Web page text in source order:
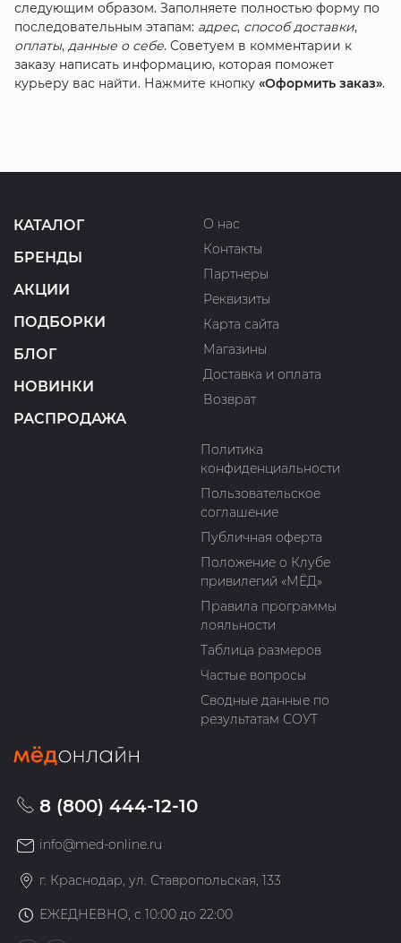
следующим образом. Заполняете полностью форму по
последовательным этапам: адрес, способ доставки,
оплаты, данные о себе. Советуем в комментарии к
заказу написать информацию, которая поможет
курьеру вас найти. Нажмите кнопку «Оформить заказ».
КАТАЛОГ
БРЕНДЫ
АКЦИИ
ПОДБОРКИ
БЛОГ
НОВИНКИ
РАСПРОДАЖА
О нас
Контакты
Партнеры
Реквизиты
Карта сайта
Магазины
Доставка и оплата
Возврат
Политика
конфиденциальности
Пользовательское
соглашение
Публичная оферта
Положение о Клубе
привилегий «МЁД»
Правила программы
лояльности
Таблица размеров
Частые вопросы
Сводные данные по
результатам СОУТ
8 (800) 444-12-10
info@med-online.ru
г. Краснодар, ул. Ставропольская, 133
ЕЖЕДНЕВНО, с 10:00 до 22:00